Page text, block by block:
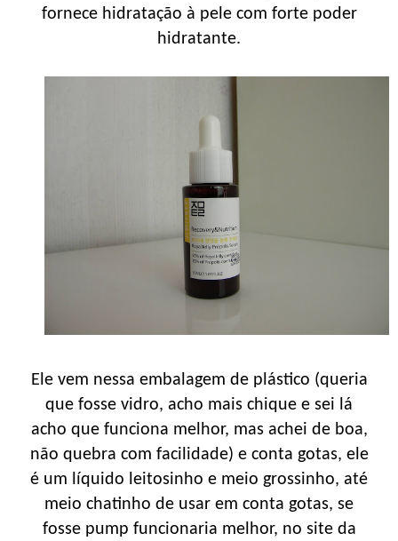
fornece hidratação à pele com forte poder
hidratante.
Ele vem nessa embalagem de plástico (queria
que fosse vidro, acho mais chique e sei lá
acho que funciona melhor, mas achei de boa,
não quebra com facilidade) e conta gotas, ele
é um líquido leitosinho e meio grossinho, até
meio chatinho de usar em conta gotas, se
fosse pump funcionaria melhor, no site da